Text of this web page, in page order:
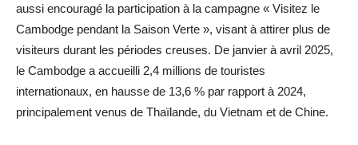
aussi encouragé la participation à la campagne « Visitez le
Cambodge pendant la Saison Verte », visant à attirer plus de
visiteurs durant les périodes creuses. De janvier à avril 2025,
le Cambodge a accueilli 2,4 millions de touristes
internationaux, en hausse de 13,6 % par rapport à 2024,
principalement venus de Thaïlande, du Vietnam et de Chine.